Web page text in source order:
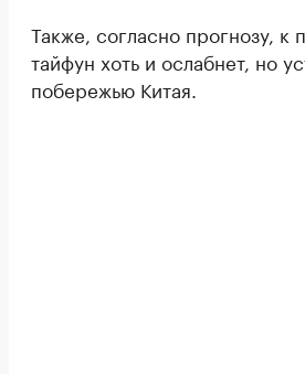
Также, согласно прогнозу, к
тайфун хоть и ослабнет, но
побережью Китая.